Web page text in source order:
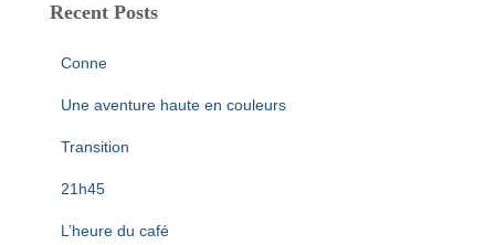
Recent Posts
Conne
Une aventure haute en couleurs
Transition
21h45
L’heure du café